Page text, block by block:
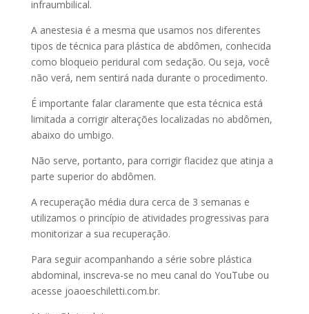
infraumbilical.
A anestesia é a mesma que usamos nos diferentes
tipos de técnica para plástica de abdômen, conhecida
como bloqueio peridural com sedação. Ou seja, você
não verá, nem sentirá nada durante o procedimento.
É importante falar claramente que esta técnica está
limitada a corrigir alterações localizadas no abdômen,
abaixo do umbigo.
Não serve, portanto, para corrigir flacidez que atinja a
parte superior do abdômen.
A recuperação média dura cerca de 3 semanas e
utilizamos o princípio de atividades progressivas para
monitorizar a sua recuperação.
Para seguir acompanhando a série sobre plástica
abdominal, inscreva-se no meu canal do YouTube ou
acesse joaoeschiletti.com.br.